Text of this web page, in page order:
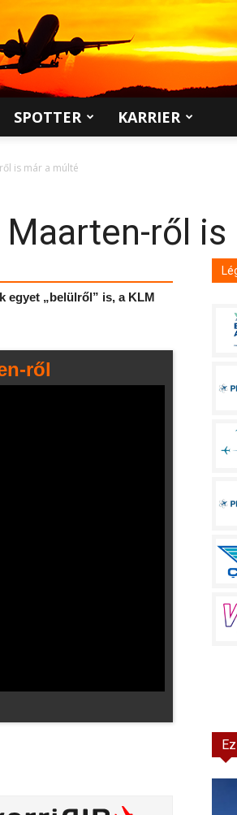
SPOTTER KARRIER
is már a múlté
ről
egyet „belülről” is, a KLM
ről